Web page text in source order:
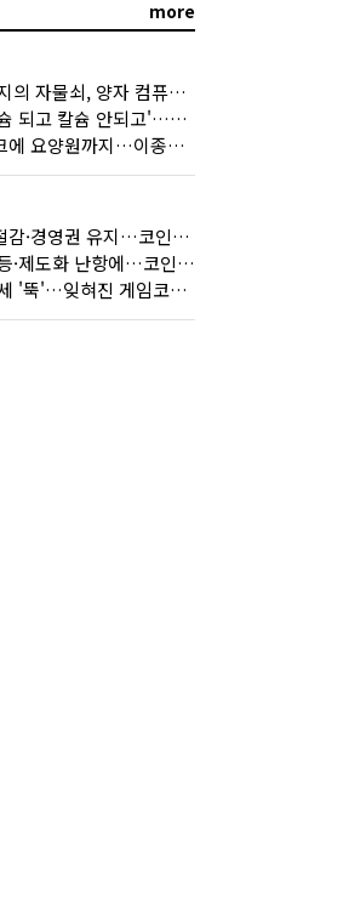
more
비밀 편지의 자물쇠, 양자 컴퓨터가 연다
'마그네슘 되고 칼슘 안되고'…다음 'AI 요약' 갈 길은
테마파크에 요양원까지…이종사업 눈독 들이는 게임사
700억 절감·경영권 유지…코인원의 '영리한 딜'
유가 급등·제도화 난항에…코인 또 '멈칫'
거래·시세 '뚝'…잊혀진 게임코인들